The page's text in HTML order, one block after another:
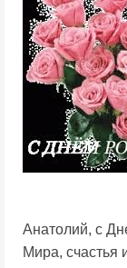
Анатолий, с
Мира, счастья